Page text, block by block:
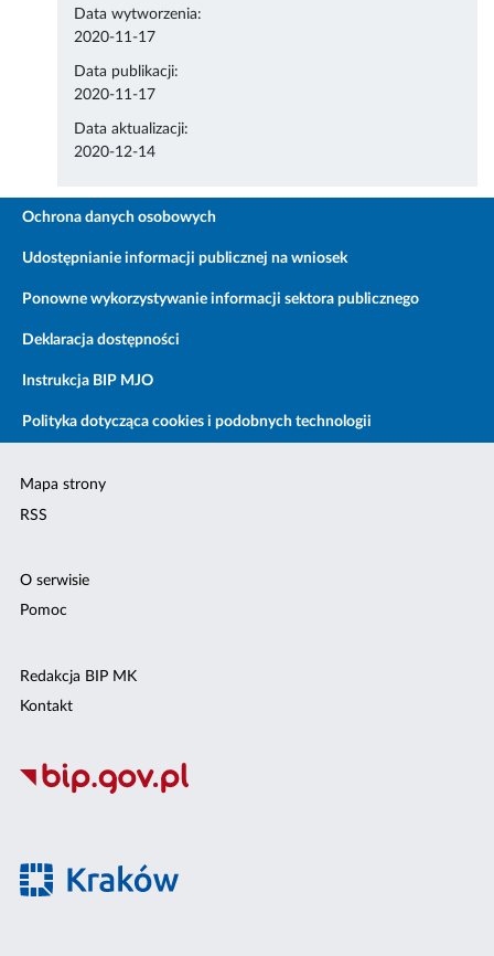
Data wytworzenia:
2020-11-17
Data publikacji:
2020-11-17
Data aktualizacji:
2020-12-14
Ochrona danych osobowych
Udostępnianie informacji publicznej na wniosek
Ponowne wykorzystywanie informacji sektora publicznego
Deklaracja dostępności
Instrukcja BIP MJO
Polityka dotycząca cookies i podobnych technologii
Mapa strony
RSS
O serwisie
Pomoc
Redakcja BIP MK
Kontakt